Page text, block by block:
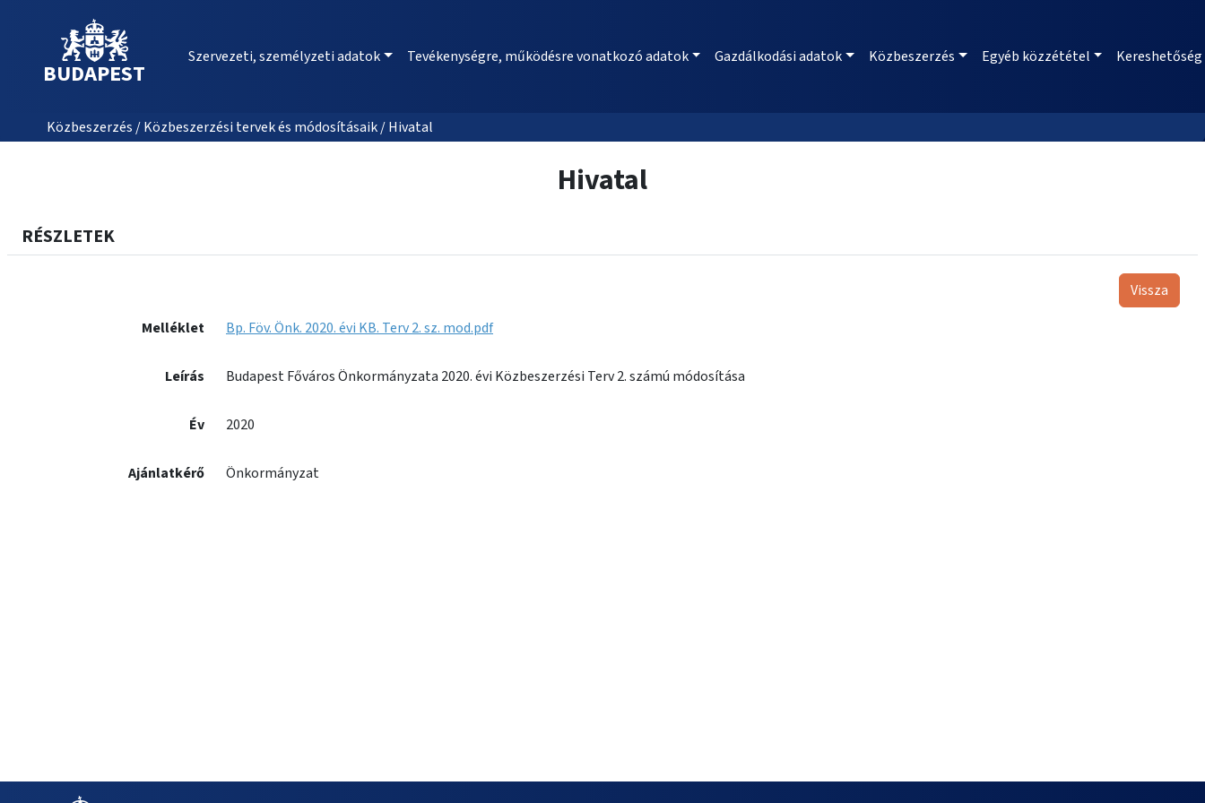
BUDAPEST
Szervezeti, személyzeti adatok Tevékenységre, működésre vonatkozó adatok Gazdálkodási adatok Közbeszerzés Egyéb közzététel Kereshetőség
Közbeszerzés / Közbeszerzési tervek és módosításaik / Hivatal
Hivatal
RÉSZLETEK
Vissza
Melléklet
Bp. Föv. Önk. 2020. évi KB. Terv 2. sz. mod.pdf
Leírás Budapest Főváros Önkormányzata 2020. évi Közbeszerzési Terv 2. számú módosítása
Év 2020
Ajánlatkérő Önkormányzat